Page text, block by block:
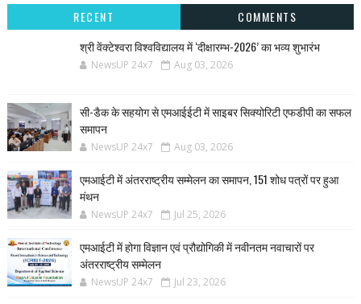
RECENT
COMMENTS
श्री वेंक्टेश्वरा विश्वविद्यालय में ‘दीक्षारम्भ-2026’ का भव्य शुभारंभ
NewsUP 24x7 Aug 03, 2026
सी-डैक के सहयोग से एमआईईटी में साइबर सिक्योरिटी एफडीपी का सफल
समापन
NewsUP 24x7 Aug 03, 2026
एमआईटी में अंतरराष्ट्रीय सम्मेलन का समापन, 151 शोध पत्रों पर हुआ
मंथन
NewsUP 24x7 Jul 25, 2026
एमआईटी में होगा विज्ञान एवं प्रौद्योगिकी में नवीनतम नवाचारों पर
अंतरराष्ट्रीय सम्मेलन
NewsUP 24x7 Jul 23, 2026